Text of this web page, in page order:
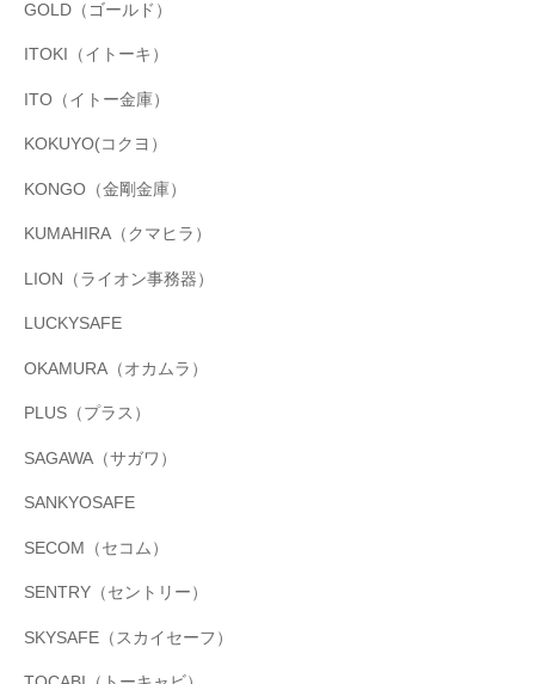
GOLD（ゴールド）
ITOKI（イトーキ）
ITO（イトー金庫）
KOKUYO(コクヨ）
KONGO（金剛金庫）
KUMAHIRA（クマヒラ）
LION（ライオン事務器）
LUCKYSAFE
OKAMURA（オカムラ）
PLUS（プラス）
SAGAWA（サガワ）
SANKYOSAFE
SECOM（セコム）
SENTRY（セントリー）
SKYSAFE（スカイセーフ）